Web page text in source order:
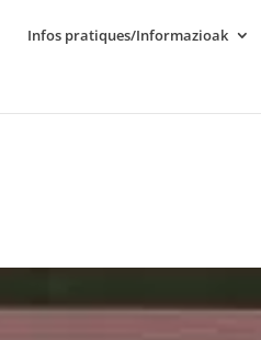
Infos pratiques/Informazioak